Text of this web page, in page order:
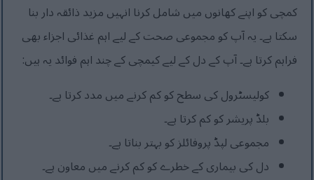
کمچی کو اپنے کھانوں میں شامل کرنا انہیں مزید ذائقہ دار بنا
سکتا ہے۔ یہ آپ کو مجموعی صحت کے لیے اہم غذائی اجزاء بھی
فراہم کرتا ہے۔ آپ کے دل کے لیے کیمچی کے چند اہم فوائد یہ ہیں:
کولیسٹرول کی سطح کو کم کرنے میں مدد کرتا ہے۔
بلڈ پریشر کو کم کرتا ہے۔
مجموعی لپڈ پروفائلز کو بہتر بناتا ہے۔
دل کی بیماری کے خطرے کو کم کرنے میں معاون ہے۔